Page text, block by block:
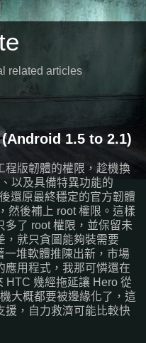
related articles
1.5 to 2.1)
程版韌體的權限，趁機換
以及具備特異功能的
還原最終穩定的官方韌體
然後補上 root 權限。這樣
多了 root 權限，並保留未
，就只貪圖能夠裝需要
一堆軟體推陳出新，市場
應用程式，我那可憐還在
HTC 幾經拖延讓 Hero 從
大概都要被邊緣化了，這
援，自力救濟可能比較快